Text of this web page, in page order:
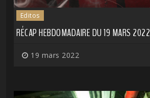
Editos
RÉCAP HEBDOMADAIRE DU 19 MARS 2022
19 mars 2022